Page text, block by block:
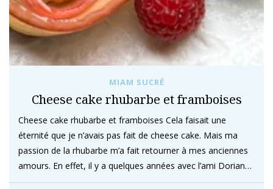
MIAM SUCRÉ
Cheese cake rhubarbe et framboises
Cheese cake rhubarbe et framboises Cela faisait une
éternité que je n’avais pas fait de cheese cake. Mais ma
passion de la rhubarbe m’a fait retourner à mes anciennes
amours. En effet, il y a quelques années avec l’ami Dorian…